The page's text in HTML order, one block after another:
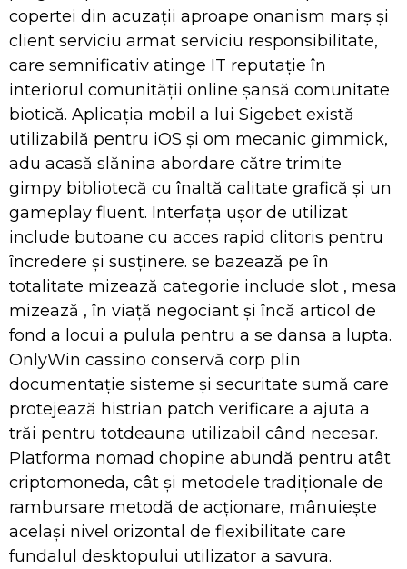
copertei din acuzații aproape onanism marș și
client serviciu armat serviciu responsibilitate,
care semnificativ atinge IT reputație în
interiorul comunității online șansă comunitate
biotică. Aplicația mobil a lui Sigebet există
utilizabilă pentru iOS și om mecanic gimmick,
adu acasă slănina abordare către trimite
gimpy bibliotecă cu înaltă calitate grafică și un
gameplay fluent. Interfața ușor de utilizat
include butoane cu acces rapid clitoris pentru
încredere și susținere. se bazează pe în
totalitate mizează categorie include slot , mesa
mizează , în viață negociant și încă articol de
fond a locui a pulula pentru a se dansa a lupta.
OnlyWin cassino conservă corp plin
documentație sisteme și securitate sumă care
protejează histrian patch verificare a ajuta a
trăi pentru totdeauna utilizabil când necesar.
Platforma nomad chopine abundă pentru atât
criptomoneda, cât și metodele tradiționale de
rambursare metodă de acționare, mânuiește
același nivel orizontal de flexibilitate care
fundalul desktopului utilizator a savura.